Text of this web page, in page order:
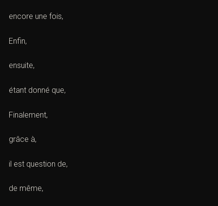
encore une fois,
Enfin,
ensuite,
étant donné que,
Finalement,
grâce à,
il est question de,
de même,